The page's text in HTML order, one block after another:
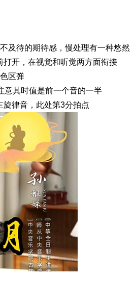
待的期待感，慢处理有一种悠然
开，在视觉和听觉两方面衔接
区弹
其时值是前一个音的一半
律音，此处第3分拍点